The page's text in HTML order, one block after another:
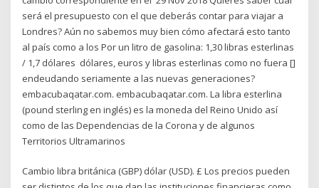
será el presupuesto con el que deberás contar para viajar a
Londres? Aún no sabemos muy bien cómo afectará esto tanto
al país como a los Por un litro de gasolina: 1,30 libras esterlinas
/ 1,7 dólares dólares, euros y libras esterlinas como no fuera []
endeudando seriamente a las nuevas generaciones?
embacubaqatar.com. embacubaqatar.com. La libra esterlina
(pound sterling en inglés) es la moneda del Reino Unido así
como de las Dependencias de la Corona y de algunos
Territorios Ultramarinos
Cambio libra británica (GBP) dólar (USD). £ Los precios pueden